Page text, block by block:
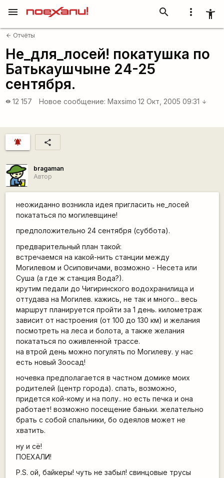
more_vert accessibility_new
search
menu
arrow_back Отчёты
Не_для_лосей! покатушка по
Батькаушчыне 24-25
сентября.
visibility 12 157 Новое сообщение: Maxsimo 12 Окт, 2005 09:31 arrow_downward
notifications_active share
bragaman
Автор
неожиданно возникла идея пригласить не_лосей
покататься по могилевщине!
предположительно 24 сентября (суббота).
предварительный план такой:
встречаемся на какой-нить станции между
Могилевом и Осиповичами, возможно - Несета или
Суша (а где ж станция Вода?).
крутим педали до Чигиринского водохранилища и
оттудава на Могилев. кажись, не так и много... весь
маршрут планируется пройти за 1 день. километраж
зависит от настроения (от 100 до 130 км) и желания
посмотреть на леса и болота, а также желания
покататься по оживленной трассе.
на втрой день можно погулять по Могилеву. у нас
есть новый Зоосад!
ночевка предполагается в частном домике моих
родителей (центр города). спать, возможно,
придется кой-кому и на полу.. но есть печка и она
работает! возможно посещение баньки. желательно
брать с собой спальники, бо одеялов может не
хватить.
ну и сё!
ПОЕХАЛИ!
P.S. ой, байкеры! чуть не забыл! свинцовые трусы